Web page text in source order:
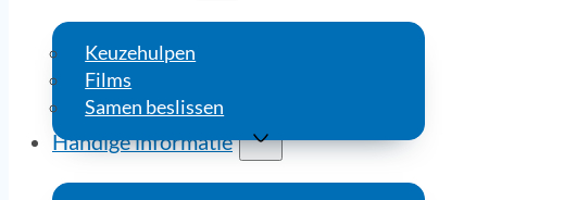
Keuzehulpen
Films
Samen beslissen
Handige informatie